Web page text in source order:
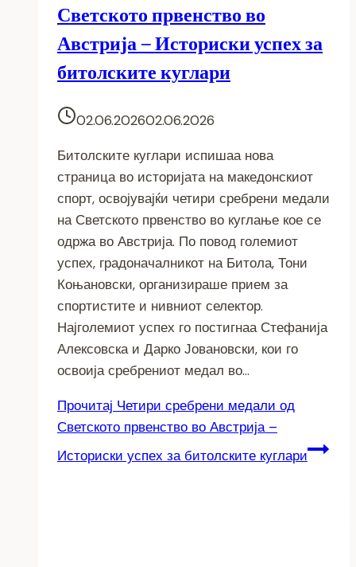
Светското првенство во
Австрија – Историски успех за
битолските куглари
02.06.202602.06.2026
Битолските куглари испишаа нова
страница во историјата на македонскиот
спорт, освојувајќи четири сребрени медали
на Светското првенство во куглање кое се
одржа во Австрија. По повод големиот
успех, градоначалникот на Битола, Тони
Коњановски, организираше прием за
спортистите и нивниот селектор.
Најголемиот успех го постигнаа Стефанија
Алексовска и Дарко Јовановски, кои го
освоија сребрениот медал во…
Прочитај Четири сребрени медали од
Светското првенство во Австрија –
Историски успех за битолските куглари